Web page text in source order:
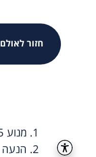
חזור לאולם
1. מנוע 2.5 ל' חזק ומשודרג עם 180 כ"ס
2. הנעה כפולה קבועה AWD כסטנדרט